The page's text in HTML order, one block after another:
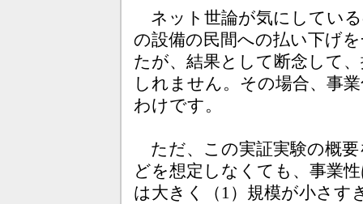
ネット世論が気にしてい
の設備の民間への払い下げ
たが、結果として断念して
しれません。その場合、事
わけです。
ただ、この実証実験の概
どを想定しなくても、事業
は大きく（1）規模が小さす